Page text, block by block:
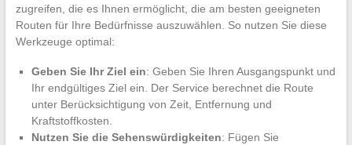
zugreifen, die es Ihnen ermöglicht, die am besten geeigneten
Routen für Ihre Bedürfnisse auszuwählen. So nutzen Sie diese
Werkzeuge optimal:
Geben Sie Ihr Ziel ein: Geben Sie Ihren Ausgangspunkt und
Ihr endgültiges Ziel ein. Der Service berechnet die Route
unter Berücksichtigung von Zeit, Entfernung und
Kraftstoffkosten.
Nutzen Sie die Sehenswürdigkeiten: Fügen Sie